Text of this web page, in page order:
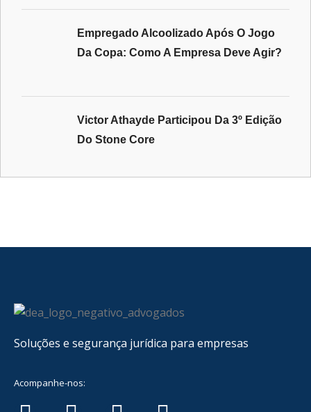
Empregado Alcoolizado Após O Jogo
Da Copa: Como A Empresa Deve Agir?
Victor Athayde Participou Da 3º Edição
Do Stone Core
Soluções e segurança jurídica para empresas
Acompanhe-nos: